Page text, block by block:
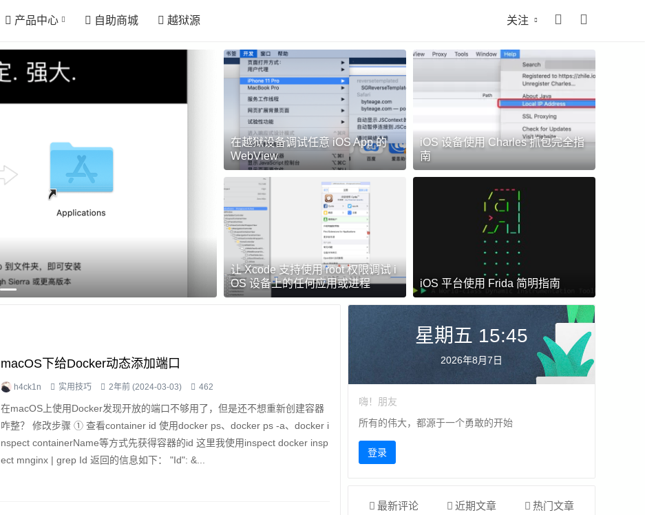
关注
产品中心 自助商城 越狱源
iRightMenu Pro - mac 上强大的右键菜单工具，支持脚本
h4ck1n 2022-04-04 4.85k
在越狱设备调试任意 iOS App 的
WebView
iOS 设备使用 Charles 抓包完全指
南
让 Xcode 支持使用 root 权限调试 i
OS 设备上的任何应用或进程
iOS 平台使用 Frida 简明指南
macOS下给Docker动态添加端口
h4ck1n 实用技巧 2年前 (2024-03-03) 462
在macOS上使用Docker发现开放的端口不够用了，但是还不想重新创建容器
咋整？ 修改步骤 ① 查看container id 使用docker ps、docker ps -a、docker i
nspect containerName等方式先获得容器的id 这里我使用inspect docker insp
ect mnginx | grep Id 返回的信息如下： "Id": &...
星期五 15:45
2026年8月7日
嗨！朋友
所有的伟大，都源于一个勇敢的开始
登录
最新评论 近期文章 热门文章